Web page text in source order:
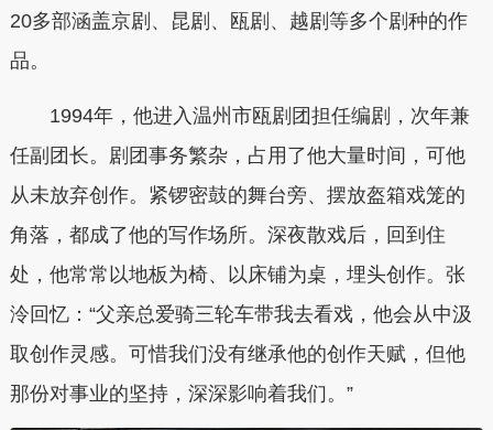
20多部涵盖京剧、昆剧、瓯剧、越剧等多个剧种的作
品。
1994年，他进入温州市瓯剧团担任编剧，次年兼
任副团长。剧团事务繁杂，占用了他大量时间，可他
从未放弃创作。紧锣密鼓的舞台旁、摆放盔箱戏笼的
角落，都成了他的写作场所。深夜散戏后，回到住
处，他常常以地板为椅、以床铺为桌，埋头创作。张
泠回忆：“父亲总爱骑三轮车带我去看戏，他会从中汲
取创作灵感。可惜我们没有继承他的创作天赋，但他
那份对事业的坚持，深深影响着我们。”